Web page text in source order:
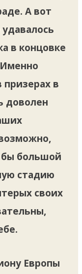
А вот
в концовке
призерах в
доволен
бы большой
стадию
своих
Европы